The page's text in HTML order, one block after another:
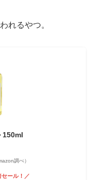
れるやつ。
150ml
調べ）
セール！／